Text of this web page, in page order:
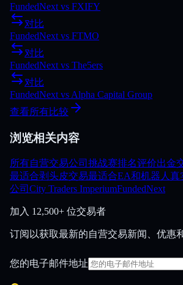
FundedNext vs FXIFY
对比
FundedNext vs FTMO
对比
FundedNext vs The5ers
对比
FundedNext vs Alpha Capital Group
查看所有比较
浏览相关内容
所有自营交易公司 挑战赛排名评价出金
最适合剥头皮交易最适合EA和机器人 真
公司 City Traders ImperiumFundedNext
加入 12,500+ 位交易者
订阅以获取最新的自营交易新闻、优惠
您的电子邮件地址